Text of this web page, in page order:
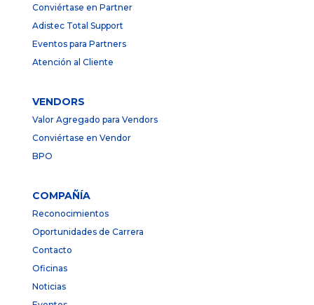
Conviértase en Partner
Adistec Total Support
Eventos para Partners
Atención al Cliente
VENDORS
Valor Agregado para Vendors
Conviértase en Vendor
BPO
COMPAÑÍA
Reconocimientos
Oportunidades de Carrera
Contacto
Oficinas
Noticias